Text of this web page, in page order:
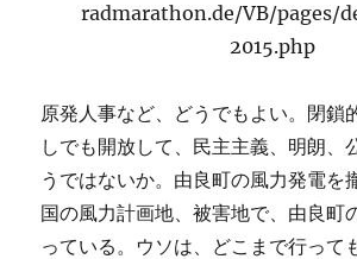
radmarathon.de/VB/pages/
2015.php
原発人事など、どうでもよい。閉鎖
しでも開放して、民主主義、明朗、
うではないか。由良町の風力発電を
国の風力計画地、被害地で、由良町
っている。ウソは、どこまで行って